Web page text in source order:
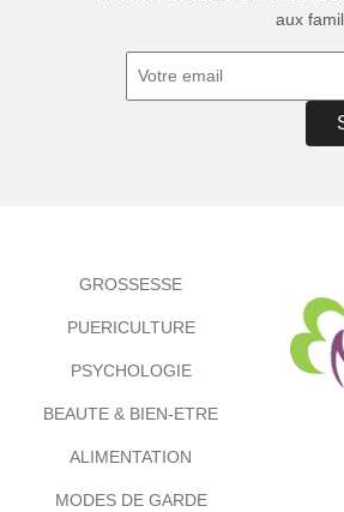
aux
GROSSESSE
PUERICULTURE
PSYCHOLOGIE
BEAUTE & BIEN-ETRE
ALIMENTATION
MODES DE GARDE